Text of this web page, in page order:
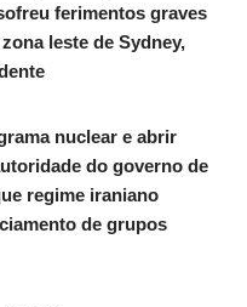
ferimentos graves
leste de Sydney,
nuclear e abrir
do governo de
regime iraniano
de grupos